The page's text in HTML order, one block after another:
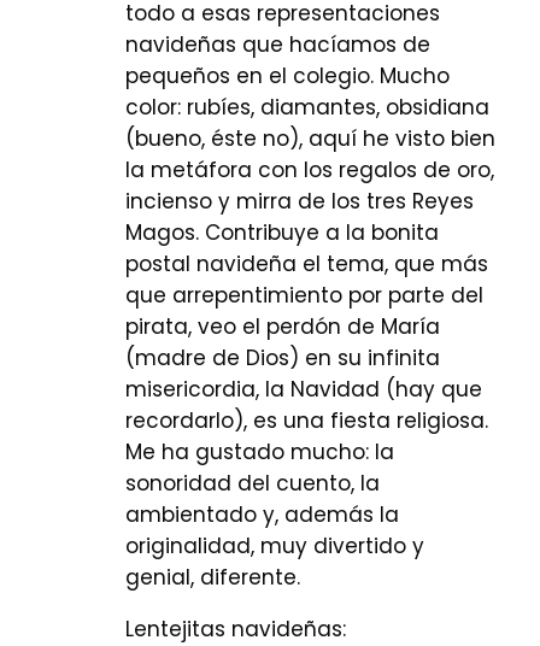
todo a esas representaciones
navideñas que hacíamos de
pequeños en el colegio. Mucho
color: rubíes, diamantes, obsidiana
(bueno, éste no), aquí he visto bien
la metáfora con los regalos de oro,
incienso y mirra de los tres Reyes
Magos. Contribuye a la bonita
postal navideña el tema, que más
que arrepentimiento por parte del
pirata, veo el perdón de María
(madre de Dios) en su infinita
misericordia, la Navidad (hay que
recordarlo), es una fiesta religiosa.
Me ha gustado mucho: la
sonoridad del cuento, la
ambientado y, además la
originalidad, muy divertido y
genial, diferente.
Lentejitas navideñas: